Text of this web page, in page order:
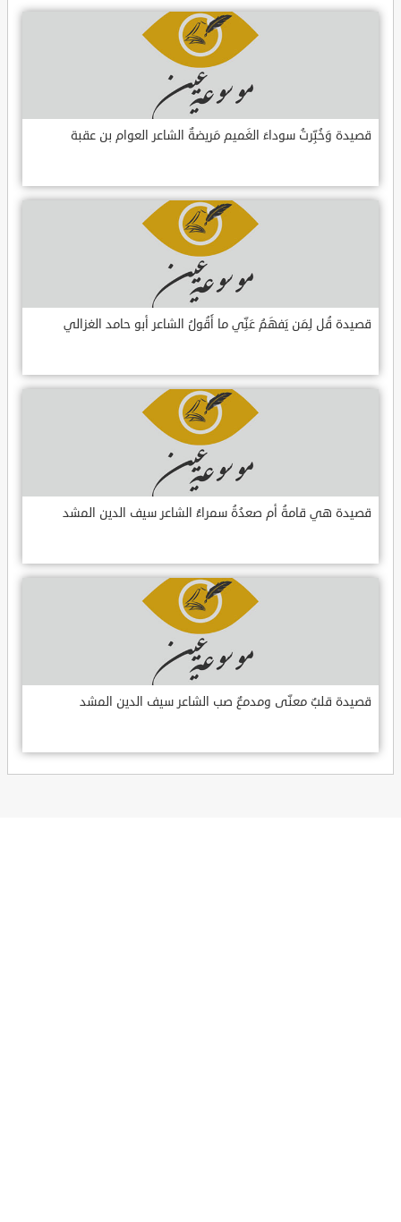
قصيدة وَخُبِّرتُ سوداءَ الغَميم مَريضةٌ الشاعر العوام بن عقبة
قصيدة قُل لِمَن يَفهَمُ عَنِّي ما أَقُولُ الشاعر أبو حامد الغزالي
قصيدة هي قامةُ أم صعدُةُ سمراءُ الشاعر سيف الدين المشد
قصيدة قلبٌ معنّى ومدمعٌ صب الشاعر سيف الدين المشد